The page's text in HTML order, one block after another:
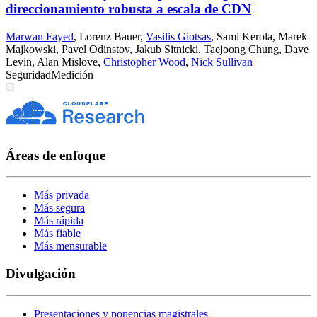
direccionamiento robusta a escala de CDN
Marwan Fayed, Lorenz Bauer, Vasilis Giotsas, Sami Kerola, Marek
Majkowski, Pavel Odinstov, Jakub Sitnicki, Taejoong Chung, Dave
Levin, Alan Mislove, Christopher Wood, Nick Sullivan
SeguridadMedición
Áreas de enfoque
Más privada
Más segura
Más rápida
Más fiable
Más mensurable
Divulgación
Presentaciones y ponencias magistrales